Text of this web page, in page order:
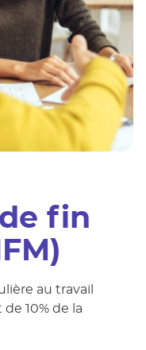
fin
au travail
10% de la